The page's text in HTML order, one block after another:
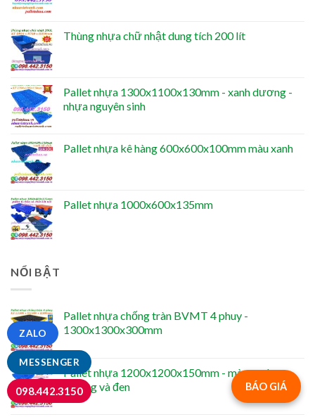
Thùng nhựa chữ nhật dung tích 200 lít
Pallet nhựa 1300x1100x130mm - xanh dương -
nhựa nguyên sinh
Pallet nhựa kê hàng 600x600x100mm màu xanh
Pallet nhựa 1000x600x135mm
NỔI BẬT
Pallet nhựa chống tràn BVMT 4 phuy -
1300x1300x300mm
Pallet nhựa 1200x1200x150mm - màu xanh
dương và đen
BÁO GIÁ
MESSENGER
ZALO
098.442.3150